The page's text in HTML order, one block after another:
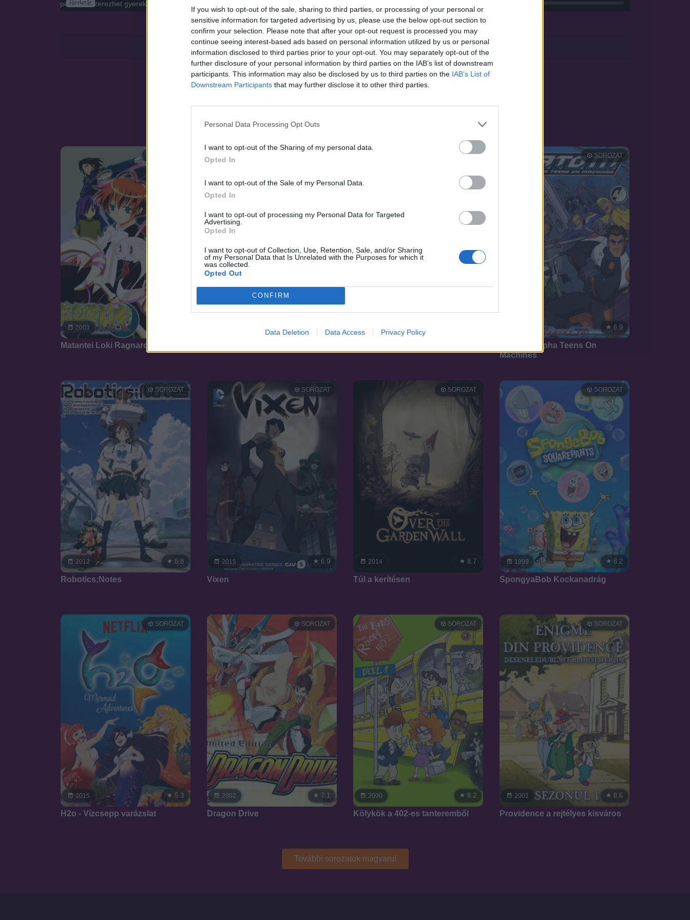
If you wish to opt-out of the sale, sharing to third parties, or processing of your personal or
sensitive information for targeted advertising by us, please use the below opt-out section to
confirm your selection. Please note that after your opt-out request is processed you may
continue seeing interest-based ads based on personal information utilized by us or personal
information disclosed to third parties prior to your opt-out. You may separately opt-out of the
further disclosure of your personal information by third parties on the IAB’s list of downstream
participants. This information may also be disclosed by us to third parties on the IAB’s List of
Downstream Participants that may further disclose it to other third parties.
Personal Data Processing Opt Outs
I want to opt-out of the Sharing of my personal data.
Opted In
I want to opt-out of the Sale of my Personal Data.
Opted In
I want to opt-out of processing my Personal Data for Targeted
Advertising.
Opted In
I want to opt-out of Collection, Use, Retention, Sale, and/or Sharing
of my Personal Data that Is Unrelated with the Purposes for which it
was collected.
Opted Out
CONFIRM
Data Deletion Data Access Privacy Policy
Hirdetés
perceket szerezhet gyerekek mellett felcseperedett embereknek - mekk. ,magyar bábfilmsorozat, 8 perc, 1980,
Tetszett a sorozat? Oszd meg: WhatsApp
Viber
Pinterest
X
Facebook
Hasonló sorozatok
2003
Matantei Loki Ragnarok
2012
SOROZAT SOROZAT
6.9
A.T.O.M.  Alpha Teens On
Machines
2012
SOROZAT
6.8
Robotics;Notes
2015
SOROZAT
6.9
Vixen
2014
SOROZAT
8.7
Túl a kerítésen
1999
SOROZAT
8.2
SpongyaBob Kockanadrág
2015
SOROZAT
5.3
H2o - Vízcsepp varázslat
2002
SOROZAT
7.1
Dragon Drive
2000
SOROZAT
8.2
Kölykök a 402-es tanteremből
2001
SOROZAT
8.6
Providence a rejtélyes kisváros
További sorozatok magyarul